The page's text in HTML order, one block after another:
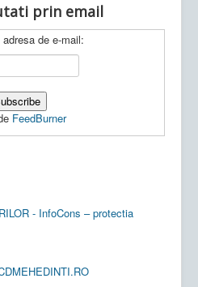
prin email
de e-mail:
FeedBurner
- InfoCons – protectia